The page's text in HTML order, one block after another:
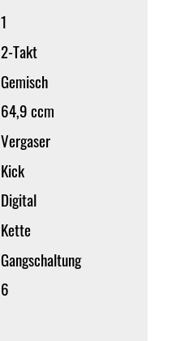
1
2-Takt
Gemisch
64,9 ccm
Vergaser
Kick
Digital
Kette
Gangschaltung
6